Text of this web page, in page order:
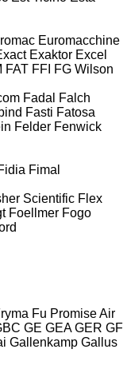
Euromacchine
Exaktor Excel
FAT FFI FG Wilson
Fadal
Falch
Fasti Fatosa
Felder Fenwick
Fimal
Scientific Flex
Foellmer Fogo
Fu Promise Air
GE GEA GER GF
Gallenkamp Gallus